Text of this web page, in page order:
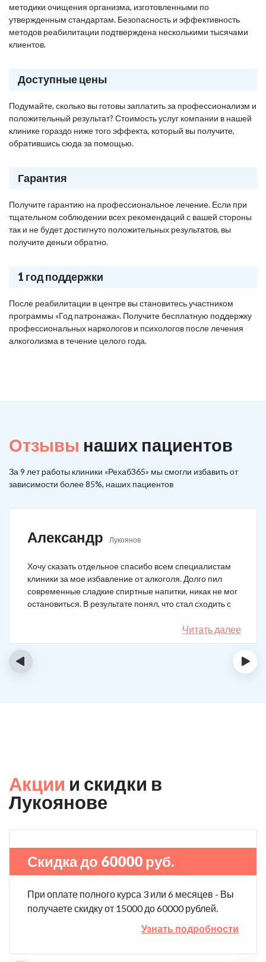
методики очищения организма, изготовленными по
утвержденным стандартам. Безопасность и эффективность
методов реабилитации подтверждена несколькими тысячами
клиентов.
Доступные цены
Подумайте, сколько вы готовы заплатить за профессионализм и
положительный результат? Стоимость услуг компании в нашей
клинике гораздо ниже того эффекта, который вы получите,
обратившись сюда за помощью.
Гарантия
Получите гарантию на профессиональное лечение. Если при
тщательном соблюдении всех рекомендаций с вашей стороны
так и не будет достигнуто положительных результатов, вы
получите деньги обратно.
1 год поддержки
После реабилитации в центре вы становитесь участником
программы «Год патронажа». Получите бесплатную поддержку
профессиональных наркологов и психологов после лечения
алкоголизма в течение целого года.
Отзывы наших пациентов
За 9 лет работы клиники «Рехаб365» мы смогли избавить от
зависимости более 85%, наших пациентов
Александр Лукоянов
Хочу сказать отдельное спасибо всем специалистам
клиники за мое избавление от алкоголя. Долго пил
современные сладкие спиртные напитки, никак не мог
остановиться. В результате понял, что стал сходить с
ума. Каждый день не мог без выпивки. Когда осознал,
понял, что надо что-то в своей жизни менять. Нашел
телефон клиники в интернете, сразу приехал и
Читать далее
‹ ›
Акции и скидки в
Лукоянове
Скидка до 60000 руб.
При оплате полного курса 3 или 6 месяцев - Вы
получаете скидку от 15000 до 60000 рублей.
Узнать подробности